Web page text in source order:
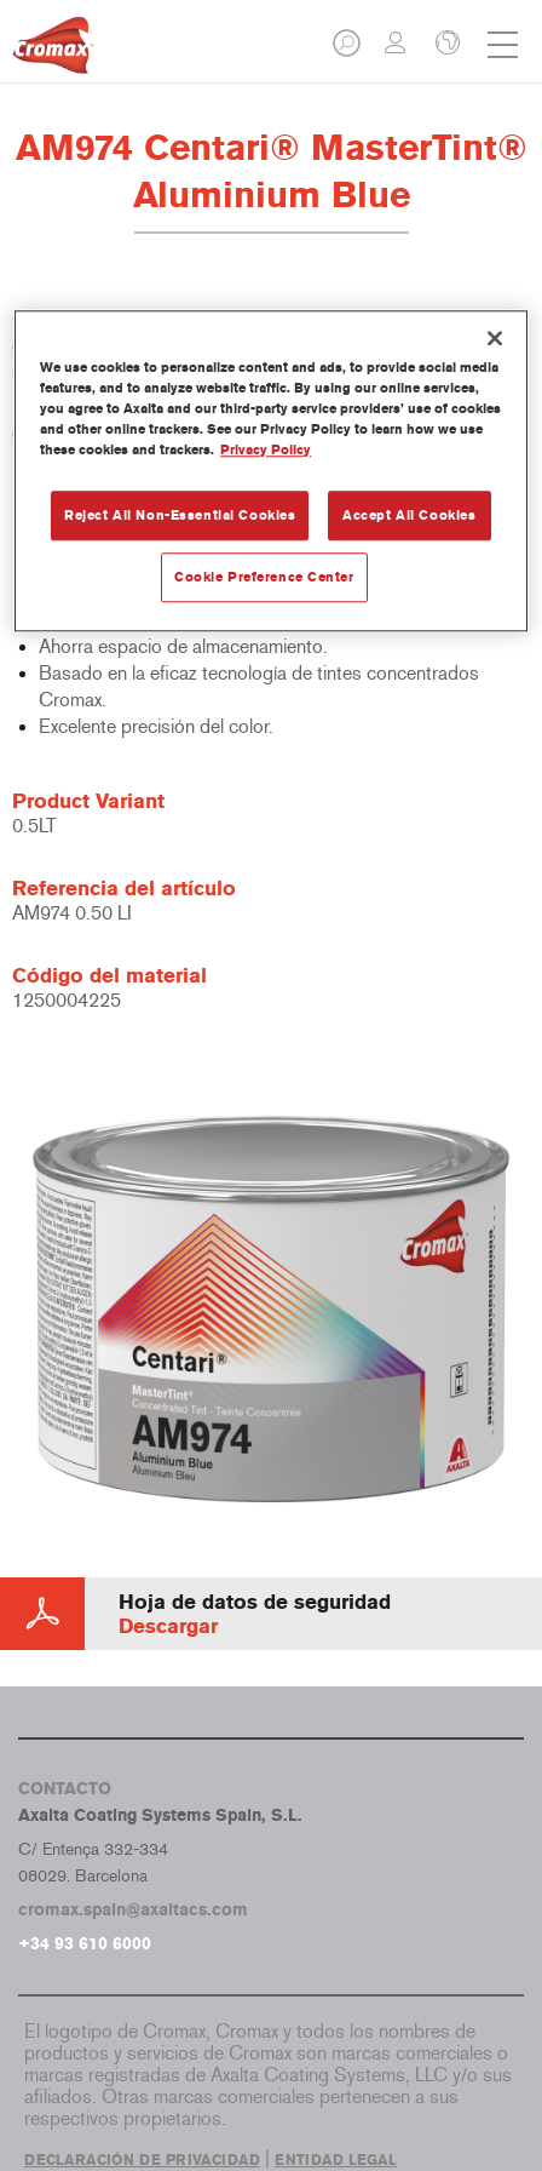
AM974 Centari® MasterTint®
Aluminium Blue
Centari Mastertint es un tinte concentrado de base disolvente
que forma parte de las gamas de acabado y bases bicapa
Centari.
Características del producto
Sistema de pintado de base disolvente, único por su
versatilidad y facilidad de uso.
Una sola máquina de mezcla proporciona todas las
calidades de base disolvente: medios y altos sólidos,
acabados y bases bicapa.
Ahorra espacio de almacenamiento.
Basado en la eficaz tecnología de tintes concentrados
Cromax.
Excelente precisión del color.
Product Variant
0.5LT
Referencia del artículo
AM974 0.50 LI
Código del material
1250004225
Hoja de datos de seguridad
Descargar
CONTACTO
Axalta Coating Systems Spain, S.L.
C/ Entença 332-334
08029. Barcelona
cromax.spain@axaltacs.com
+34 93 610 6000
El logotipo de Cromax, Cromax y todos los nombres de
productos y servicios de Cromax son marcas comerciales o
marcas registradas de Axalta Coating Systems, LLC y/o sus
afiliados. Otras marcas comerciales pertenecen a sus
respectivos propietarios.
DECLARACIÓN DE PRIVACIDAD ENTIDAD LEGAL
We use cookies to personalize content and ads, to provide social media
features, and to analyze website traffic. By using our online services,
you agree to Axalta and our third-party service providers’ use of cookies
and other online trackers. See our Privacy Policy to learn how we use
these cookies and trackers. Privacy Policy
Reject All Non-Essential Cookies Accept All Cookies
Cookie Preference Center